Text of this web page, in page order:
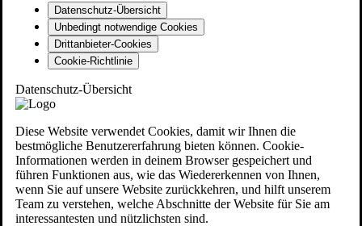
Datenschutz-Übersicht
Unbedingt notwendige Cookies
Drittanbieter-Cookies
Cookie-Richtlinie
Datenschutz-Übersicht
Diese Website verwendet Cookies, damit wir Ihnen die
bestmögliche Benutzererfahrung bieten können. Cookie-
Informationen werden in deinem Browser gespeichert und
führen Funktionen aus, wie das Wiedererkennen von Ihnen,
wenn Sie auf unsere Website zurückkehren, und hilft unserem
Team zu verstehen, welche Abschnitte der Website für Sie am
interessantesten und nützlichsten sind.